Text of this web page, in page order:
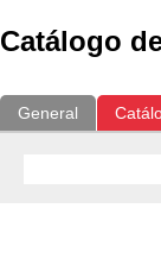
Catálogo
General